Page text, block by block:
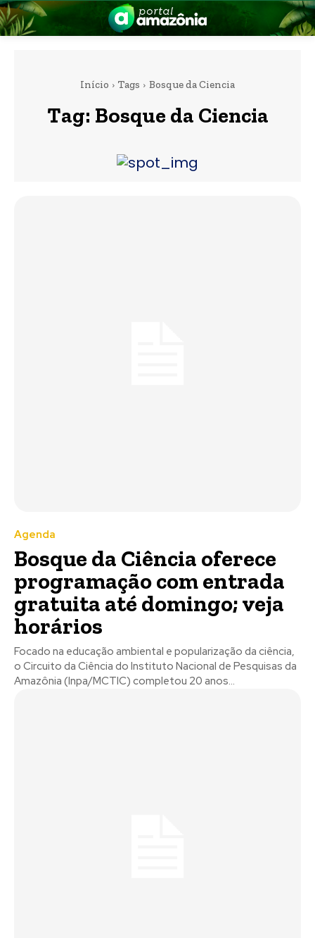
Início Tags Bosque da Ciencia
Tag: Bosque da Ciencia
Agenda
Bosque da Ciência oferece
programação com entrada
gratuita até domingo; veja
horários
Focado na educação ambiental e popularização da ciência,
o Circuito da Ciência do Instituto Nacional de Pesquisas da
Amazônia (Inpa/MCTIC) completou 20 anos...